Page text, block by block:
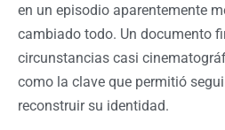
en un episodio aparentemente
cambiado todo. Un documento
circunstancias casi
como la clave que permitió
reconstruir su identidad.